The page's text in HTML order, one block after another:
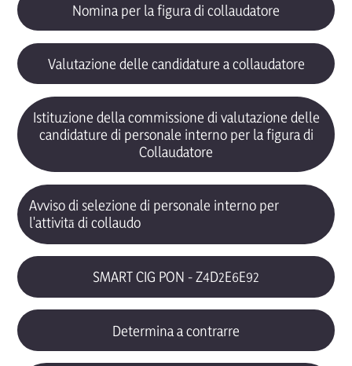
Nomina per la figura di collaudatore
Valutazione delle candidature a collaudatore
Istituzione della commissione di valutazione delle
candidature di personale interno per la figura di
Collaudatore
Avviso di selezione di personale interno per
l'attivitā di collaudo
SMART CIG PON - Z4D2E6E92
Determina a contrarre